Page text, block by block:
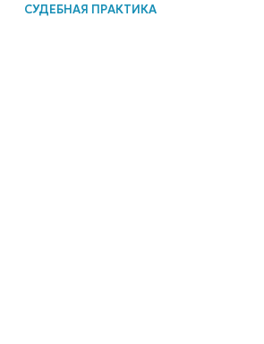
СУДЕБНАЯ ПРАКТИКА